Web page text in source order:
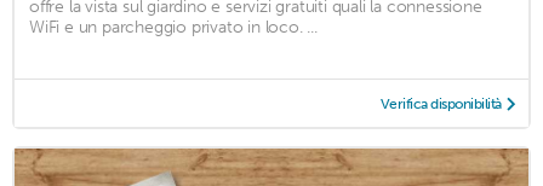
offre la vista sul giardino e servizi gratuiti quali la connessione
WiFi e un parcheggio privato in loco. ...
Verifica disponibilità